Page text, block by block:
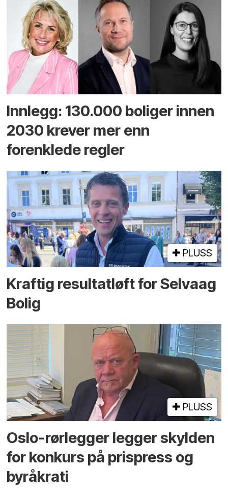
Innlegg: 130.000 boliger innen
2030 krever mer enn
forenklede regler
PLUSS
Kraftig resultatløft for Selvaag
Bolig
PLUSS
Oslo-rørlegger legger skylden
for konkurs på prispress og
byråkrati